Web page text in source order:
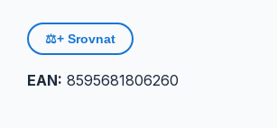
⚖️+ Srovnat
EAN: 8595681806260